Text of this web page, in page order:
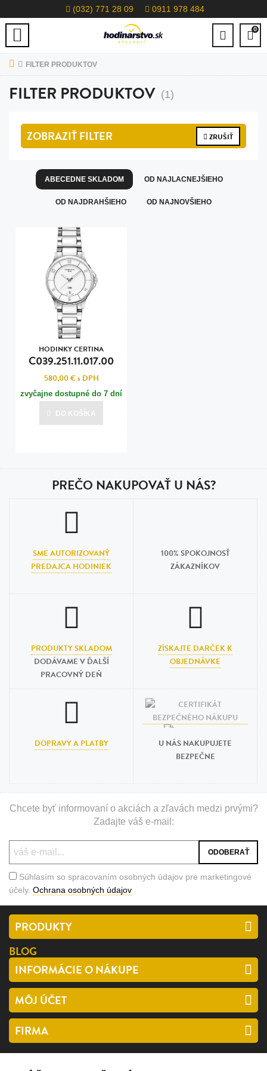
(032) 771 28 09 0911 978 484
0
FILTER PRODUKTOV
FILTER PRODUKTOV (1)
ZOBRAZIŤFILTER ZRUŠIŤ
ABECEDNE SKLADOM OD NAJLACNEJŠIEHO
OD NAJDRAHŠIEHO OD NAJNOVŠIEHO
HODINKY CERTINA
C039.251.11.017.00
580,00 €s DPH
zvyčajne dostupné do 7 dní
DO KOŠÍKA
PREČO NAKUPOVAŤ U NÁS?
SME AUTORIZOVANÝ
PREDAJCA HODINIEK
100% SPOKOJNOSŤ
ZÁKAZNÍKOV
PRODUKTY SKLADOM
DODÁVAME V ĎALŠÍ
PRACOVNÝ DEŇ
ZÍSKAJTE DARČEK K
OBJEDNÁVKE
DOPRAVY A PLATBY
U NÁS NAKUPUJETE
BEZPEČNE
Chcete byť informovaní o akciách a zľavách medzi prvými?
Zadajte váš e-mail:
Súhlasím so spracovaním osobných údajov pre marketingové
účely. Ochrana osobných údajov
PRODUKTY
BLOG
INFORMÁCIE O NÁKUPE
MÔJ ÚČET
FIRMA